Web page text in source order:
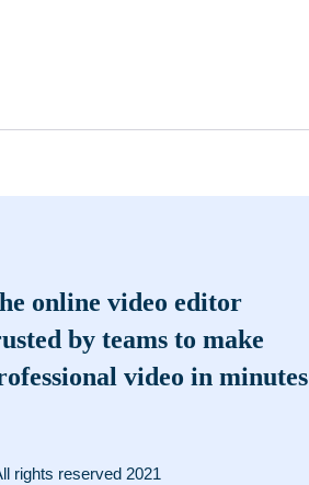
online video editor
by teams to make
video in minutes
rights reserved 2021